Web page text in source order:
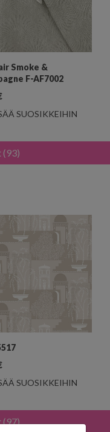
Smoke &
F-AF7002
SUOSIKKEIHIN
SUOSIKKEIHIN
(97)